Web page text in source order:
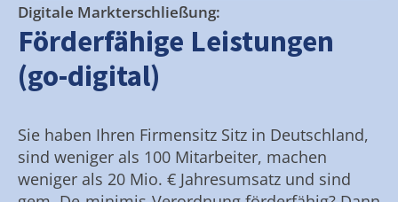
Digitale Markterschließung:
Förderfähige Leistungen
(go-digital)
Sie haben Ihren Firmensitz Sitz in Deutschland,
sind weniger als 100 Mitarbeiter, machen
weniger als 20 Mio. € Jahresumsatz und sind